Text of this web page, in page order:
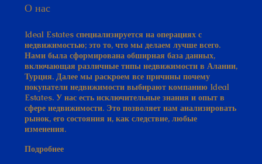
недвижимостью; это то, что мы делаем лучше всего.
Нами была сформирована обширная база данных,
включающая различные типы недвижимости в Алании,
Турция. Далее мы раскроем все причины почему
покупатели недвижимости выбирают компанию Ideal
Estates. У нас есть исключительные знания и опыт в
сфере недвижимости. Это позволяет нам анализировать
рынок, его состояния и, как следствие, любые
изменения.
Подробнее